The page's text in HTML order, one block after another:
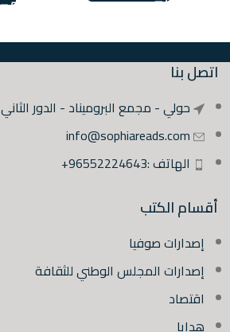
اتصل بنا
حولي - مجمع البروميناد - الدور الثاني
info@sophiareads.com
الهاتف :96552224643+
أقسام الكتب
إصدارات صوفيا
إصدارات المجلس الوطني للثقافة
اقتصاد
هدايا